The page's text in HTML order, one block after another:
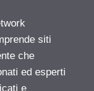
siti
che
ed esperti
e